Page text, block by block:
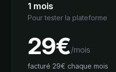
1 mois
Pour tester la plateforme
29€/mois
facturé 29€ chaque mois